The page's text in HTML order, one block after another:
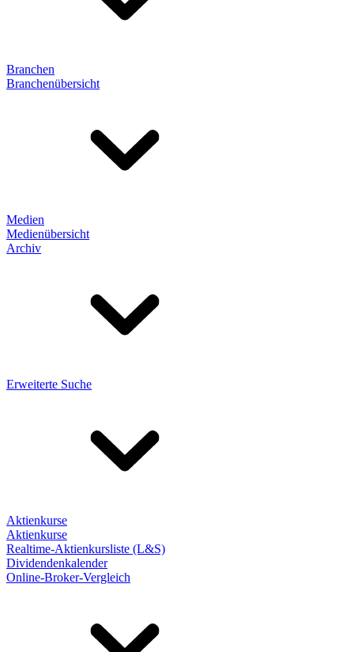
Branchen
Branchenübersicht
Medien
Medienübersicht
Archiv
Erweiterte Suche
Aktienkurse
Aktienkurse
Realtime-Aktienkursliste (L&S)
Dividendenkalender
Online-Broker-Vergleich